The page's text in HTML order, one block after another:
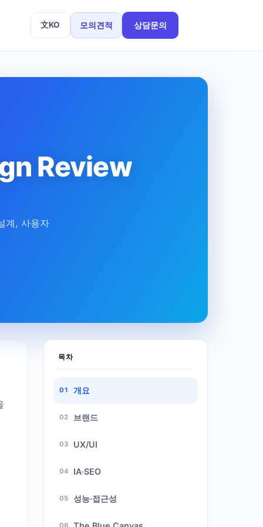
文KO 모의견적 상담문의
Review
계, 사용자
목차
개요
브랜드
UX/UI
IA·SEO
성능·접근성